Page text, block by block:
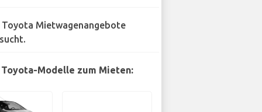
Toyota Mietwagenangebote
Modelle zum Mieten: